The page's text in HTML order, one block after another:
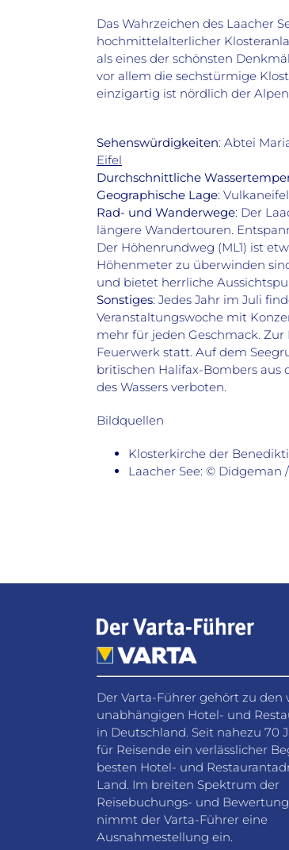
Das Wahrzeichen des Laacher
hochmittelalterlicher
als eines der schönsten
vor allem die sechstürmige
einzigartig ist nördlich der
Sehenswürdigkeiten: Abtei
Eifel
Durchschnittliche
Geographische Lage:
Rad- und Wanderwege: Der
längere Wandertouren.
Der Höhenrundweg (ML1) ist
Höhenmeter zu überwinden
und bietet herrliche
Sonstiges: Jedes Jahr im Juli
Veranstaltungswoche mit
mehr für jeden Geschmack.
Feuerwerk statt. Auf dem
britischen Halifax-Bombers aus
des Wassers verboten.
Bildquellen
Klosterkirche der
Laacher See: © Didgeman
Der Varta-Führer gehört zu den
unabhängigen Hotel- und
in Deutschland. Seit nahezu 70
für Reisende ein verlässlicher
besten Hotel- und
Land. Im breiten Spektrum der
Reisebuchungs- und
nimmt der Varta-Führer eine
Ausnahmestellung ein.